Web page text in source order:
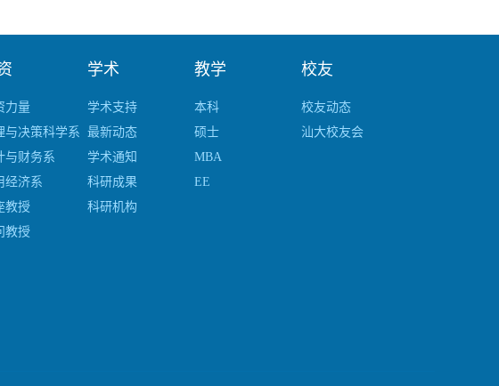
力量
与决策科学系
与财务系
经济系
教授
教授
学术
学术支持
最新动态
学术通知
科研成果
科研机构
教学
本科
硕士
MBA
EE
校友
校友动态
汕大校友会